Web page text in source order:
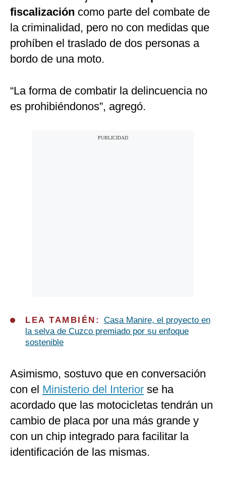
fiscalización como parte del combate de
la criminalidad, pero no con medidas que
prohíben el traslado de dos personas a
bordo de una moto.
“La forma de combatir la delincuencia no
es prohibiéndonos”, agregó.
LEA TAMBIÉN: Casa Manire, el proyecto en
la selva de Cuzco premiado por su enfoque
sostenible
Asimismo, sostuvo que en conversación
con el Ministerio del Interior se ha
acordado que las motocicletas tendrán un
cambio de placa por una más grande y
con un chip integrado para facilitar la
identificación de las mismas.